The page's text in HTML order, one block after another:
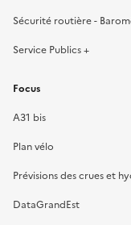
Sécurité routière -
Service Publics +
Focus
A31 bis
Plan vélo
Prévisions des crues et
DataGrandEst